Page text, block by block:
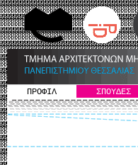
ΠΡΟΦΙΛ ΣΠΟΥΔΕΣ